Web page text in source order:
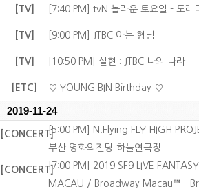
[TV] [7:40 PM] tvN 놀라운 토요일 - 도레
[TV] [9:00 PM] JTBC 아는 형님
[TV] [10:50 PM] 설현 : JTBC 나의 나라
[ETC] ♡ YOUNG BIN Birthday ♡
2019-11-24
[CONCERT][5:00 PM] N.Flying FLY HIGH
부산 영화의전당 하늘연극장
[CONCERT][7:00 PM] 2019 SF9 LIVE
MACAU / Broadway Macau™ –